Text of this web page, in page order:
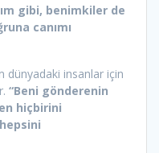
gibi, benimkiler de
canımı
dünyadaki insanlar için
“Beni gönderenin
hiçbirini